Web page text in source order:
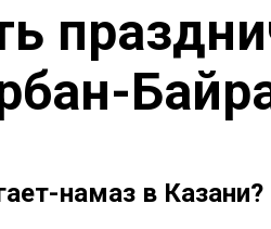
намаз в Казани?